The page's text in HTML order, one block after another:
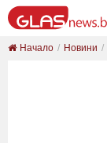
Начало Новини